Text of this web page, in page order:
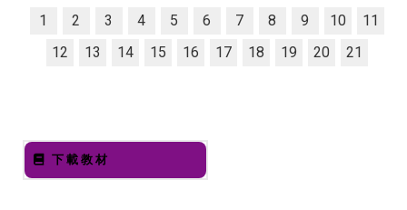
1 2 3 4 5 6 7 8 9 10
11
12
13 14 15 16 17 18 19 20 21
下載教材